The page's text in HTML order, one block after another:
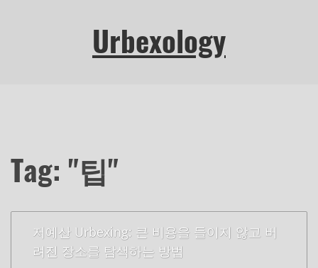
Urbexology
Tag: "팁"
저예산 Urbexing: 큰 비용을 들이지 않고 버
려진 장소를 탐색하는 방법